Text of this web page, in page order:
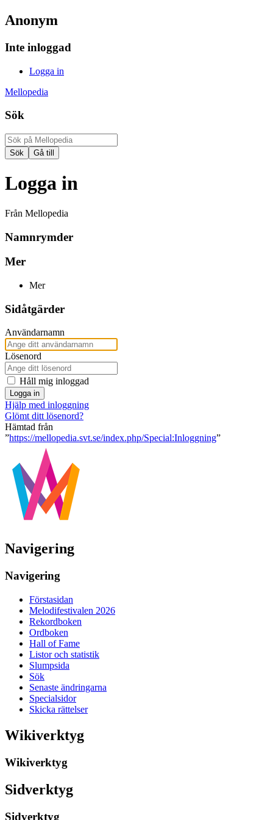
Anonym
Inte inloggad
Logga in
Mellopedia
Sök
Logga in
Från Mellopedia
Namnrymder
Mer
Mer
Sidåtgärder
Användarnamn
Lösenord
Håll mig inloggad
Logga in
Hjälp med inloggning
Glömt ditt lösenord?
Hämtad från
”https://mellopedia.svt.se/index.php/Special:Inloggning”
Navigering
Navigering
Förstasidan
Melodifestivalen 2026
Rekordboken
Ordboken
Hall of Fame
Listor och statistik
Slumpsida
Sök
Senaste ändringarna
Specialsidor
Skicka rättelser
Wikiverktyg
Wikiverktyg
Sidverktyg
Sidverktyg